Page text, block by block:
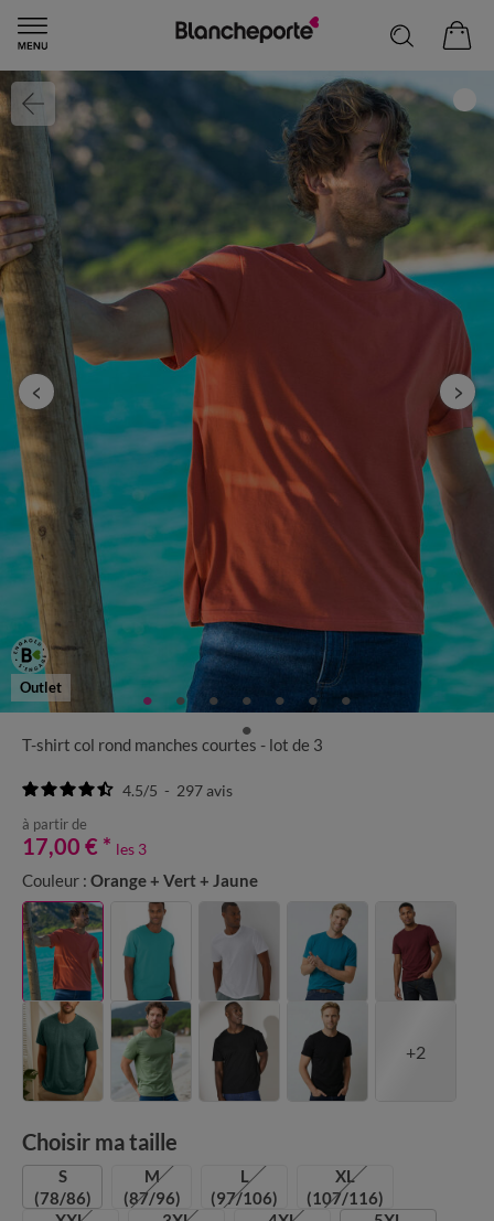
Outlet
T-shirt col rond manches courtes - lot de 3
4.5/5 - 297avis
à partir de
17,00 € * les 3
Couleur : Orange + Vert + Jaune
+2
Choisir ma taille
S
(78/86)
M
(87/96)
L
(97/106)
XL
(107/116)